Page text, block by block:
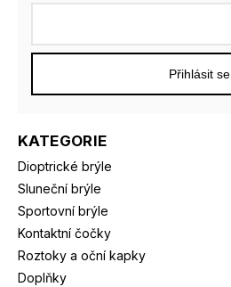
KATEGORIE
Dioptrické brýle
Sluneční brýle
Sportovní brýle
Kontaktní čočky
Roztoky a oční kapky
Doplňky
Přihlásit se